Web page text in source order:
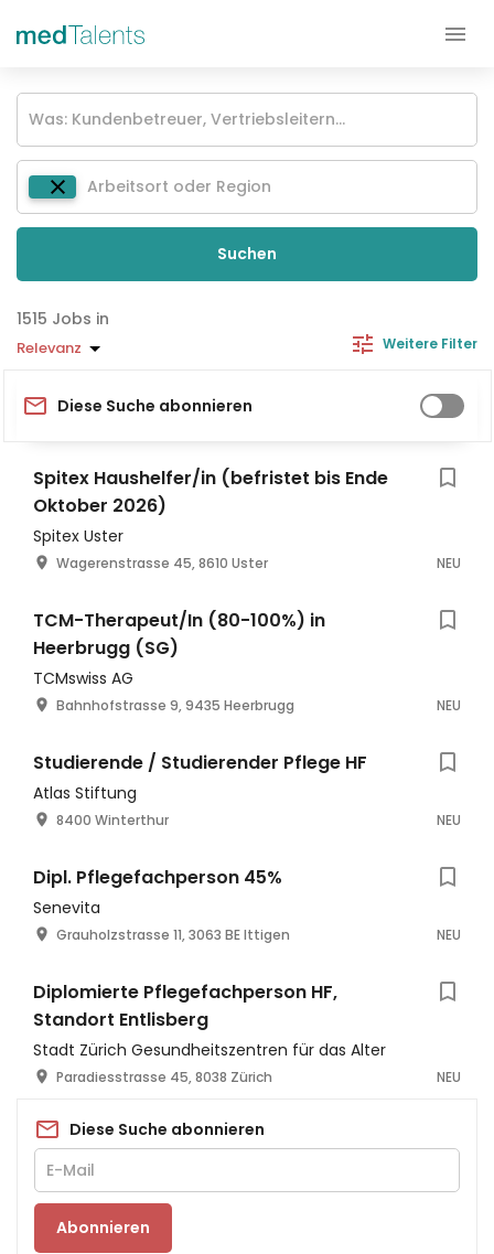
Suchen
Jobs in
Relevanz Weitere Filter
Diese Suche abonnieren
Spitex Haushelfer/in (befristet bis Ende
Oktober 2026)
Spitex Uster
Wagerenstrasse 45, 8610 Uster NEU
TCM-Therapeut/In (80-100%) in
Heerbrugg (SG)
TCMswiss AG
Bahnhofstrasse 9, 9435 Heerbrugg NEU
Studierende / Studierender Pflege HF
Atlas Stiftung
8400 Winterthur NEU
Dipl. Pflegefachperson 45%
Senevita
Grauholzstrasse 11, 3063 BE Ittigen NEU
Diplomierte Pflegefachperson HF,
Standort Entlisberg
Stadt Zürich Gesundheitszentren für das Alter
Paradiesstrasse 45, 8038 Zürich NEU
Diese Suche abonnieren
Abonnieren